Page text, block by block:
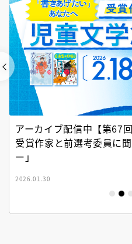
アーカイブ配信中【第67
受賞作家と前選考委員に
ー」
2026.01.30